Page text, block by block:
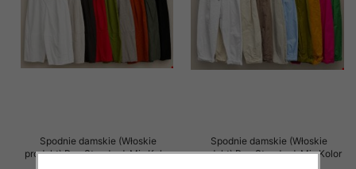
Spodnie damskie (Włoskie
produkt) Roz Standard, Mix Kolor
Spodnie damskie (Włoskie
produkt) Roz Standard, Mix Kolor